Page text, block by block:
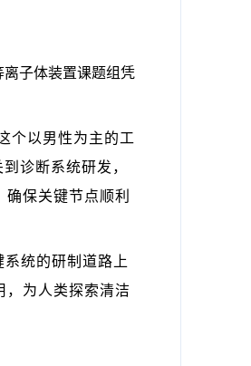
子体装置课题组凭
个以男性为主的工
诊断系统研发，
保关键节点顺利
统的研制道路上
，为人类探索清洁